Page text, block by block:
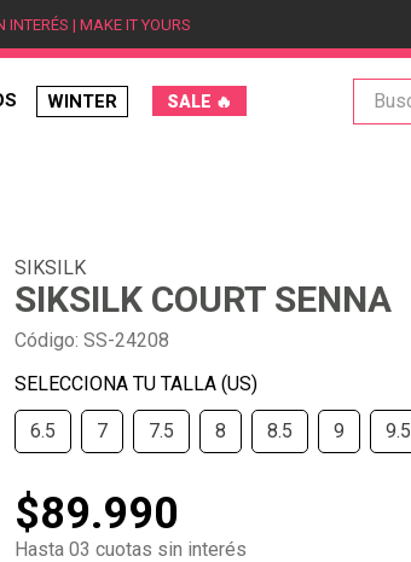
| MAKE IT YOURS
WINTER SALE 🔥
Buscar
SIKSILK
SIKSILK COURT SENNA
Código: SS-24208
6.5 7 7.5 8 8.5 9 9.5
$89.990
Hasta 03 cuotas sin interés